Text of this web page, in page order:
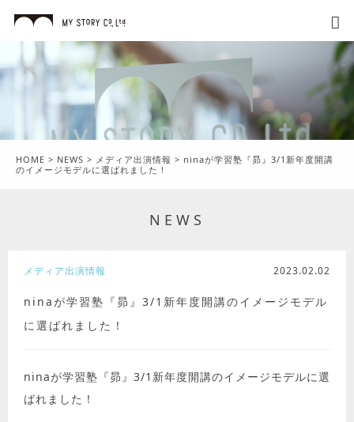
HOME > NEWS > メディア出演情報 > ninaが学習塾『昴』3/1新年度開講
のイメージモデルに選ばれました！
NEWS
ninaが学習塾『昴』3/1新年度開講のイメージモデル
に選ばれました！
メディア出演情報 2023.02.02
ninaが学習塾『昴』3/1新年度開講のイメージモデルに選
ばれました！